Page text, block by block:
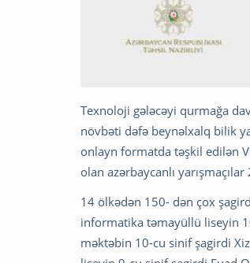
Texnoloji gələcəyi qurmağa
növbəti dəfə beynəlxalq bilik
onlayn formatda təşkil edilən
olan azərbaycanlı
14 ölkədən 150- dən çox
informatika təmayüllü liseyin
məktəbin 10-cu sinif şagirdi